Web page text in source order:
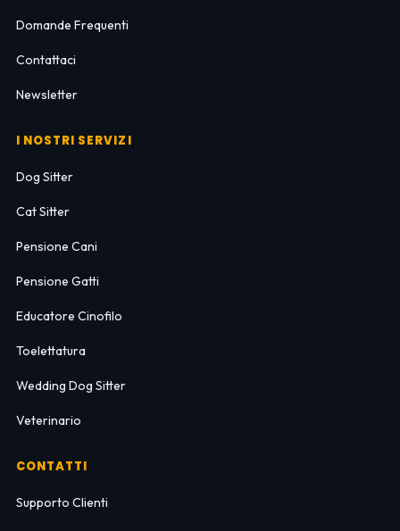
Domande Frequenti
Contattaci
Newsletter
I NOSTRI SERVIZI
Dog Sitter
Cat Sitter
Pensione Cani
Pensione Gatti
Educatore Cinofilo
Toelettatura
Wedding Dog Sitter
Veterinario
CONTATTI
Supporto Clienti